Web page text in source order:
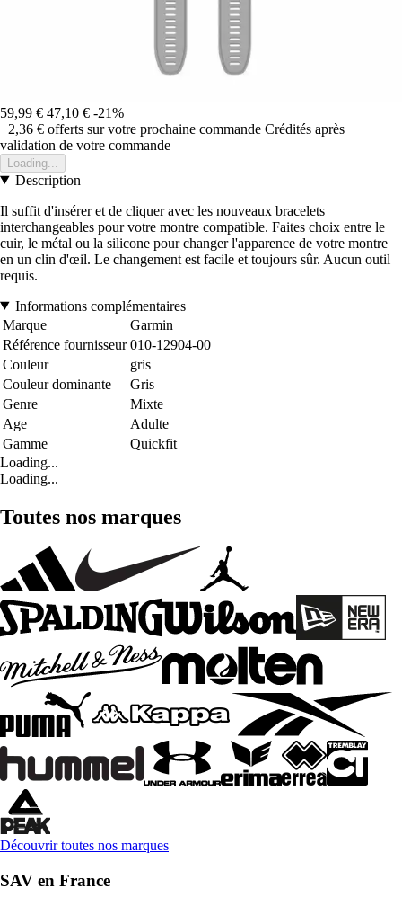
59,99 € 47,10 € -21%
+2,36 € offerts sur votre prochaine commande Crédités après
validation de votre commande
Loading...
Description
Il suffit d'insérer et de cliquer avec les nouveaux bracelets
interchangeables pour votre montre compatible. Faites choix entre le
cuir, le métal ou la silicone pour changer l'apparence de votre montre
en un clin d'œil. Le changement est facile et toujours sûr. Aucun outil
requis.
Informations complémentaires
Marque
Garmin
Référence fournisseur 010-12904-00
Couleur
gris
Couleur dominante
Gris
Genre
Mixte
Age
Adulte
Gamme
Quickfit
Loading...
Loading...
Toutes nos marques
Découvrir toutes nos marques
SAV en France